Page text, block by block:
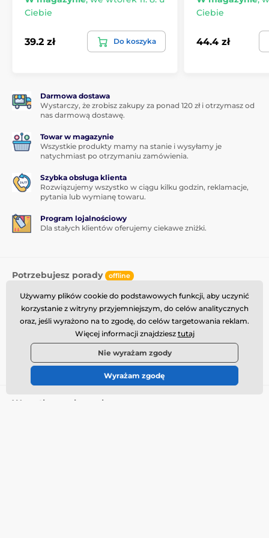
Ciebie
39.2 zł Do koszyka
Ciebie
44.4 zł
Darmowa dostawa
Wystarczy, że zrobisz zakupy za ponad 120 zł i otrzymasz od
nas darmową dostawę.
Towar w magazynie
Wszystkie produkty mamy na stanie i wysyłamy je
natychmiast po otrzymaniu zamówienia.
Szybka obsługa klienta
Rozwiązujemy wszystko w ciągu kilku godzin, reklamacje,
pytania lub wymianę towaru.
Program lojalnościowy
Dla stałych klientów oferujemy ciekawe zniżki.
Potrzebujesz porady offline
Obsługa klienta jest dostępna
info@momanio.pl
Gdzie nas znaleźć
Wszystko o zakupach
Używamy plików cookie do podstawowych funkcji, aby uczynić
korzystanie z witryny przyjemniejszym, do celów analitycznych
oraz, jeśli wyrażono na to zgodę, do celów targetowania reklam.
Więcej informacji znajdziesz tutaj
Nie wyrażam zgody
Wyrażam zgodę